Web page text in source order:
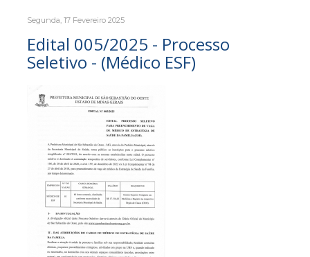
Segunda, 17 Fevereiro 2025
Edital 005/2025 - Processo
Seletivo - (Médico ESF)